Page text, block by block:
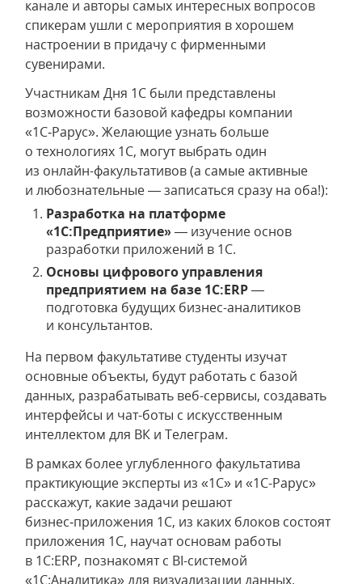
канале и авторы самых интересных вопросов
спикерам ушли с мероприятия в хорошем
настроении в придачу с фирменными
сувенирами.
Участникам Дня 1С были представлены
возможности базовой кафедры компании
«1С‑Рарус». Желающие узнать больше
о технологиях 1С, могут выбрать один
из онлайн-факультативов (а самые активные
и любознательные — записаться сразу на оба!):
Разработка на платформе
«1С:Предприятие»— изучение основ
разработки приложений в 1С.
Основы цифрового управления
предприятием на базе 1C:ERP—
подготовка будущих бизнес-аналитиков
и консультантов.
На первом факультативе студенты изучат
основные объекты, будут работать с базой
данных, разрабатывать веб-сервисы, создавать
интерфейсы и чат-боты с искусственным
интеллектом для ВК и Телеграм.
В рамках более углубленного факультатива
практикующие эксперты из «1С» и «1С-Рарус»
расскажут, какие задачи решают
бизнес‑приложения 1С, из каких блоков состоят
приложения 1С, научат основам работы
в 1С:ERP, познакомят с BI-системой
«1С:Аналитика» для визуализации данных.